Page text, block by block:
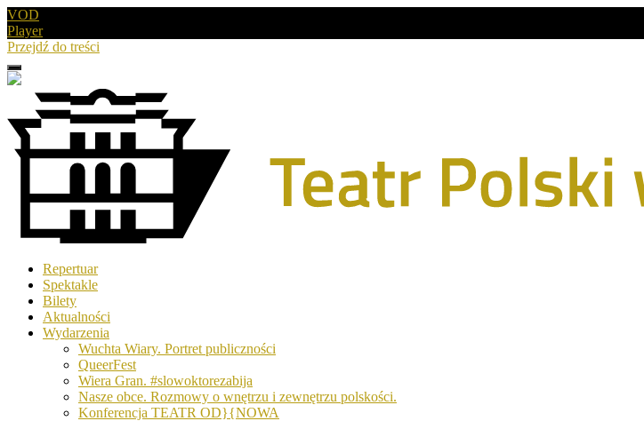
VOD
Player
Przejdź do treści
Menu
Drugie
Teatr
Polski
Poznaniu
Repertuar
Spektakle
Bilety
Aktualności
Wydarzenia
Wuchta Wiary. Portret publiczności
QueerFest
Wiera Gran. #slowoktorezabija
Nasze obce. Rozmowy o wnętrzu i zewnętrzu polskości.
Konferencja TEATR OD}{NOWA